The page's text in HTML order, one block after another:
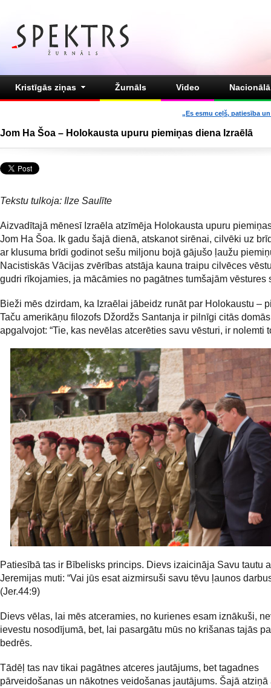
Kristīgās ziņas Žurnāls Video
„Es esmu ceļš, patiesība
Jom Ha Šoa – Holokausta upuru piemiņas diena Izraēlā
Tekstu tulkoja: Ilze Saulīte
Aizvadītajā mēnesī Izraēla atzīmēja Holokausta upuru
Jom Ha Šoa. Ik gadu šajā dienā, atskanot sirēnai, cilvēki uz
ar klusuma brīdi godinot sešu miljonu bojā gājušo ļaužu
Nacistiskās Vācijas zvērības atstāja kauna traipu cilvēces
gudri rīkojamies, ja mācāmies no pagātnes tumšajām vēstures
Bieži mēs dzirdam, ka Izraēlai jābeidz runāt par Holokaustu –
Taču amerikāņu filozofs Džordžs Santanja ir pilnīgi citās
apgalvojot: “Tie, kas nevēlas atcerēties savu vēsturi, ir nolemti
Patiesībā tas ir Bībelisks princips. Dievs izaicināja Savu tautu
Jeremijas muti: “Vai jūs esat aizmirsuši savu tēvu ļaunos
(Jer.44:9)
Dievs vēlas, lai mēs atceramies, no kurienes esam iznākuši,
ievestu nosodījumā, bet, lai pasargātu mūs no krišanas tajās
bedrēs.
Tādēļ tas nav tikai pagātnes atceres jautājums, bet tagadnes
pārveidošanas un nākotnes veidošanas jautājums. Šajā atziņā